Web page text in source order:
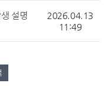
설명
2026.04.13
11:49